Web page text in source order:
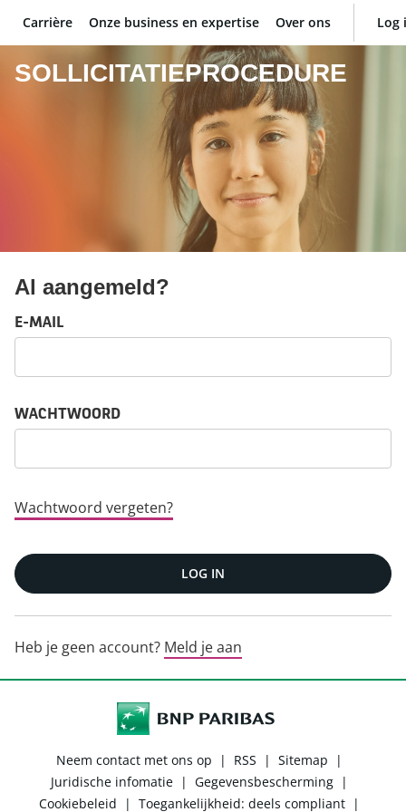
BNP Paribas
Carrière Onze business en expertise Over ons Log
SOLLICITATIEPROCEDURE
Al aangemeld?
Log in: gebruikersnaam en wachtwoord
E-MAIL
WACHTWOORD
Wachtwoord vergeten?
LOG IN
Heb je geen account? Meld je aan
Neem contact met ons op | RSS | Sitemap
|
Juridische infomatie | Gegevensbescherming |
Cookiebeleid
| Toegankelijkheid: deels compliant |